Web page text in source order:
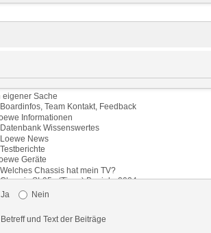
Ja Nein
Betreff und Text der Beiträge